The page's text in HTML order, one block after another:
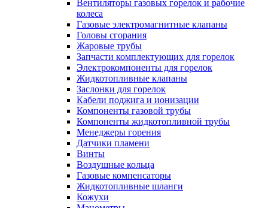
Вентиляторы газовых горелок и рабочие
колеса
Газовые электромагнитные клапаны
Головы сгорания
Жаровые трубы
Запчасти комплектующих для горелок
Электрокомпоненты для горелок
Жидкотопливные клапаны
Заслонки для горелок
Кабели поджига и ионизации
Компоненты газовой трубы
Компоненты жидкотопливной трубы
Менеджеры горения
Датчики пламени
Винты
Воздушные кольца
Газовые компенсаторы
Жидкотопливные шланги
Кожухи